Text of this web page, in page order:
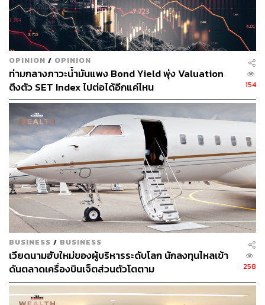
ร่าง พ.ร.บ.งบประมาณรายจ่ายประจำปีงบประมาณ พ.ศ.
2567 ผ่านความเห็นชอบจากสภาผู้แทนราษฎรวาระแรกใน
เดือนมกราคมที่ผ่านมา ขั้นตอนต่อไปจะมีการตั้งคณะ
กรรมาธิการวิสามัญพิจารณาศึกษาร่างพระราชบัญญัติ
(พ.ร.บ.) งบประมาณรายจ่ายประจำปีงบประมาณ พ.ศ. 2567
เพื่อปรับแก้ไขและส่งให้สภาผู้แทนราษฎรมีลงมติในวาระ 2-3
ซึ่งจะใช้ระยะเวลาประมาณ 3 เดือน จึงคาดว่าในไตรมาส 2
นี้เราน่าจะเห็นการอนุมัติงบประมาณ ซึ่งจะมีเม็ดเงินที่เข้ามา
ช่วยหนุนเศรษฐกิจในปีนี้ให้เดินหน้าต่อ
ตลาดหุ้นไทยน่าจะเริ่มสดใสขึ้นจากคาดการณ์กำไรบริษัทจด
ทะเบียนที่เติบโตขึ้นในปี 2567 โดยคาดการณ์กำไรต่อหุ้น
(EPS) จาก Bloomberg Consensus อยู่ที่ 93.6 บาทต่อหุ้น โต
16% จากปี 2566 (ณ วันที่ 23 กุมภาพันธ์) และดีกว่า EPS
Growth ของหุ้นโลกที่คาดว่าจะโต 8% จากการคาดการณ์
การเติบโตของกำไรต่อหุ้นนี้ส่งผลให้ Fwd PE ปี 2567 ของ
SET Index อยู่ที่ 14.9 เท่า ต่ำกว่าค่าเฉลี่ย 5 ปีที่ 18.14 เท่า
หรืออยู่ที่ -1SD ด้านกระแสเงินทุนจากนักลงทุนต่างชาติเดือน
กุมภาพันธ์นี้เริ่มมีเงินทุนไหลเข้าราว 8.7 พันล้านบาท (ณ วัน
ที่ 23 กุมภาพันธ์)
OPINION / OPINION
ท่ามกลางภาวะน้ำมันแพง Bond Yield พุ่ง Valuation
ตึงตัว SET Index ไปต่อได้อีกแค่ไหน
154
BUSINESS / BUSINESS
เวียดนามฮับใหม่ของผู้บริหารระดับโลก นักลงทุนไหลเข้า
ดันตลาดเครื่องบินเจ็ตส่วนตัวโตตาม
258